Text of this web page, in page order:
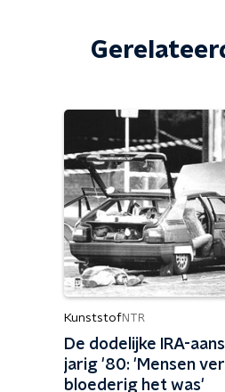
KunststofNTR
De dodelijke IRA-
jarig '80: 'Mensen
bloederig het was'